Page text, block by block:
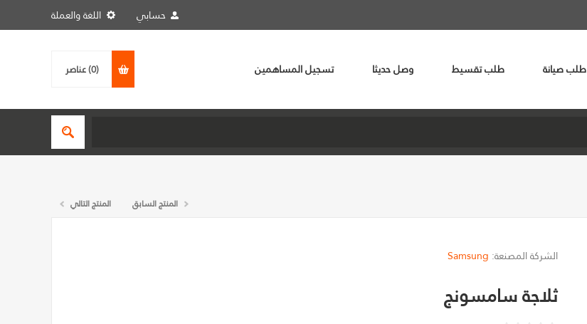
اللغة والعملة حسابي
طلب صيانة طلب تقسيط وصل حديثا تسجيل المساهمين (0) عناصر
المنتج السابق المنتج التالي
الشركة المصنعة: Samsung
ثلاجة سامسونج